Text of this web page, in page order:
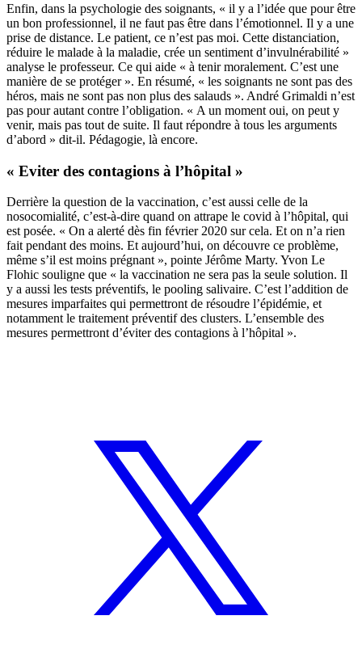
Enfin, dans la psychologie des soignants, « il y a l’idée que pour être
un bon professionnel, il ne faut pas être dans l’émotionnel. Il y a une
prise de distance. Le patient, ce n’est pas moi. Cette distanciation,
réduire le malade à la maladie, crée un sentiment d’invulnérabilité »
analyse le professeur. Ce qui aide « à tenir moralement. C’est une
manière de se protéger ». En résumé, « les soignants ne sont pas des
héros, mais ne sont pas non plus des salauds ». André Grimaldi n’est
pas pour autant contre l’obligation. « A un moment oui, on peut y
venir, mais pas tout de suite. Il faut répondre à tous les arguments
d’abord » dit-il. Pédagogie, là encore.
« Eviter des contagions à l’hôpital »
Derrière la question de la vaccination, c’est aussi celle de la
nosocomialité, c’est-à-dire quand on attrape le covid à l’hôpital, qui
est posée. « On a alerté dès fin février 2020 sur cela. Et on n’a rien
fait pendant des moins. Et aujourd’hui, on découvre ce problème,
même s’il est moins prégnant », pointe Jérôme Marty. Yvon Le
Flohic souligne que « la vaccination ne sera pas la seule solution. Il
y a aussi les tests préventifs, le pooling salivaire. C’est l’addition de
mesures imparfaites qui permettront de résoudre l’épidémie, et
notamment le traitement préventif des clusters. L’ensemble des
mesures permettront d’éviter des contagions à l’hôpital ».